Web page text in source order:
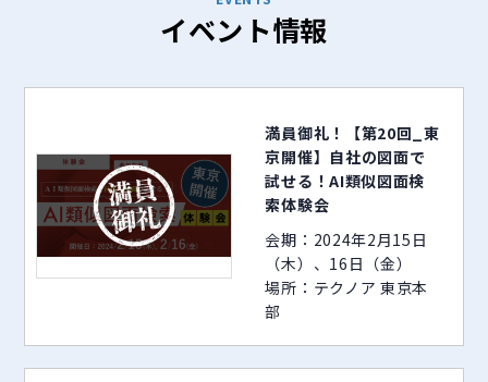
イベント情報
満員御礼！【第20回_東
京開催】自社の図面で
試せる！AI類似図面検
索体験会
会期：2024年2月15日
（木）、16日（金）
場所：テクノア 東京本
部